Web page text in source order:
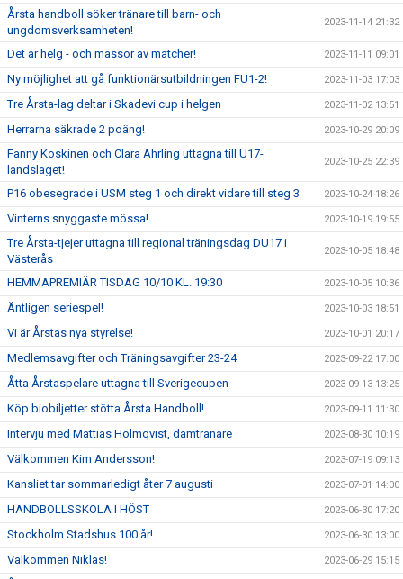
Årsta handboll söker tränare till barn- och
ungdomsverksamheten!
2023-11-14 21:32
Det är helg - och massor av matcher! 2023-11-11 09:01
Ny möjlighet att gå funktionärsutbildningen FU1-2! 2023-11-03 17:03
Tre Årsta-lag deltar i Skadevi cup i helgen 2023-11-02 13:51
Herrarna säkrade 2 poäng! 2023-10-29 20:09
Fanny Koskinen och Clara Ahrling uttagna till U17-
landslaget!
2023-10-25 22:39
P16 obesegrade i USM steg 1 och direkt vidare till steg 3 2023-10-24 18:26
Vinterns snyggaste mössa! 2023-10-19 19:55
Tre Årsta-tjejer uttagna till regional träningsdag DU17 i
Västerås
2023-10-05 18:48
HEMMAPREMIÄR TISDAG 10/10 KL. 19:30 2023-10-05 10:36
Äntligen seriespel! 2023-10-03 18:51
Vi är Årstas nya styrelse! 2023-10-01 20:17
Medlemsavgifter och Träningsavgifter 23-24 2023-09-22 17:00
Åtta Årstaspelare uttagna till Sverigecupen 2023-09-13 13:25
Köp biobiljetter stötta Årsta Handboll! 2023-09-11 11:30
Intervju med Mattias Holmqvist, damtränare 2023-08-30 10:19
Välkommen Kim Andersson! 2023-07-19 09:13
Kansliet tar sommarledigt åter 7 augusti 2023-07-01 14:00
HANDBOLLSSKOLA I HÖST 2023-06-30 17:20
Stockholm Stadshus 100 år! 2023-06-30 13:00
Välkommen Niklas! 2023-06-29 15:15